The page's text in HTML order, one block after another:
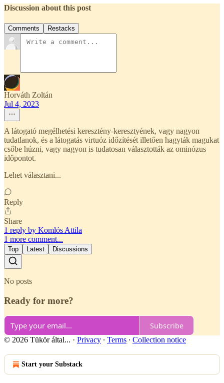
Discussion about this post
Comments Restacks
Horváth Zoltán
Jul 4, 2023
A látogató megélhetési keresztény-keresztyének, vagy nagyon
tudatlanok, és a látogatás virtuóz időzítését illetően hagyták magukat
csőbe húzni, vagy nagyon is tudatosan választották az ominózus
időpontot.
Lehet választani...
Reply
Share
1 reply by Komlós Attila
1 more comment...
Top Latest Discussions
No posts
Ready for more?
Subscribe
© 2026 Tükör által... · Privacy ∙ Terms ∙ Collection notice
Start your Substack